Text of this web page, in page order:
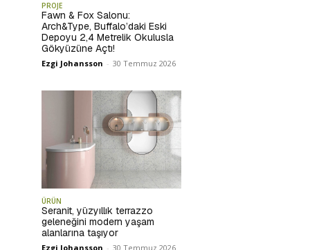
PROJE
Fawn & Fox Salonu:
Arch&Type, Buffalo’daki Eski
Depoyu 2,4 Metrelik Okulusla
Gökyüzüne Açtı!
Ezgi Johansson - 30 Temmuz 2026
ÜRÜN
Seranit, yüzyıllık terrazzo
geleneğini modern yaşam
alanlarına taşıyor
Ezgi Johansson - 30 Temmuz 2026